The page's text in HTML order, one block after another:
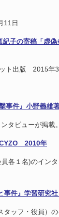
11日
紀子の寄稿「虚
ト出版 2015年3
事件』 小野義雄
タビューが掲載
CYZO 2010年
各１名)のイン
事件』学習研究
ッフ・役員）の